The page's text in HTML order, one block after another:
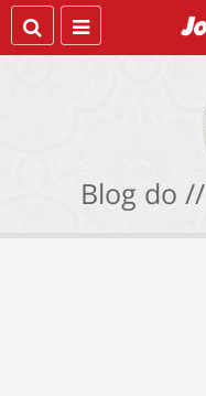
Blog do //